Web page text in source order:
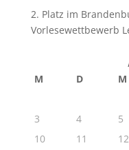
2. Platz im
Vorlesewettbewerb
M D M
3
4 5
10
11 12